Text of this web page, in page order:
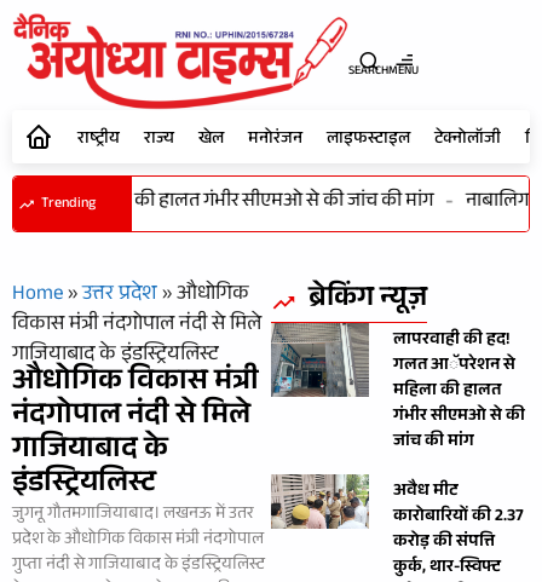
SEARCHMENU
राष्ट्रीय राज्य खेल मनोरंजन लाइफस्टाइल टेक्नोलॉजी
Trending
से महिला की हालत गंभीर सीएमओ से की जांच की मांग - नाबालिग
Home»उत्तर प्रदेश»औधोगिक
विकास मंत्री नंदगोपाल नंदी से मिले
गाजियाबाद के इंडस्ट्रियलिस्ट
औधोगिक विकास मंत्री
नंदगोपाल नंदी से मिले
गाजियाबाद के
इंडस्ट्रियलिस्ट
जुगनू गौतमगाजियाबाद। लखनऊ में उतर
प्रदेश के औधोगिक विकास मंत्री नंदगोपाल
गुप्ता नंदी से गाजियाबाद के इंडस्ट्रियलिस्ट
ब्रेकिंग न्यूज़
लापरवाही की हद!
गलत आॅपरेशन से
महिला की हालत
गंभीर सीएमओ से की
जांच की मांग
अवैध मीट
कारोबारियों की 2.37
करोड़ की संपत्ति
कुर्क, थार-स्विफ्ट